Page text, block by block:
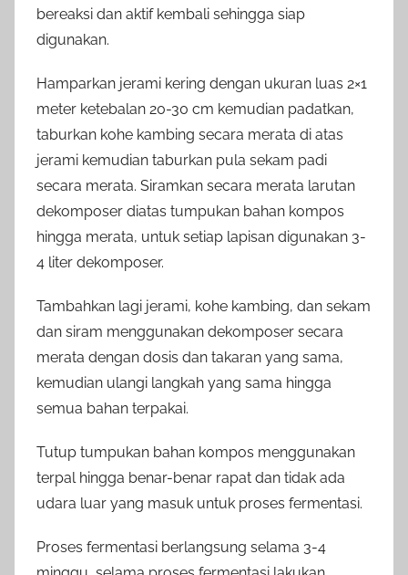
bereaksi dan aktif kembali sehingga siap
digunakan.
Hamparkan jerami kering dengan ukuran luas 2×1
meter ketebalan 20-30 cm kemudian padatkan,
taburkan kohe kambing secara merata di atas
jerami kemudian taburkan pula sekam padi
secara merata. Siramkan secara merata larutan
dekomposer diatas tumpukan bahan kompos
hingga merata, untuk setiap lapisan digunakan 3-
4 liter dekomposer.
Tambahkan lagi jerami, kohe kambing, dan sekam
dan siram menggunakan dekomposer secara
merata dengan dosis dan takaran yang sama,
kemudian ulangi langkah yang sama hingga
semua bahan terpakai.
Tutup tumpukan bahan kompos menggunakan
terpal hingga benar-benar rapat dan tidak ada
udara luar yang masuk untuk proses fermentasi.
Proses fermentasi berlangsung selama 3-4